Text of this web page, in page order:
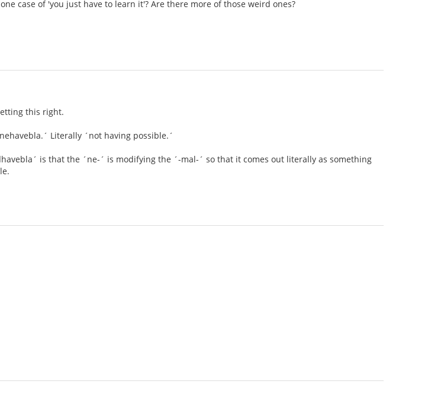
case of 'you just have to learn it'? Are there more of those weird ones?
this right.
Literally ´not having possible.´
is that the ´ne-´ is modifying the ´-mal-´ so that it comes out literally as something